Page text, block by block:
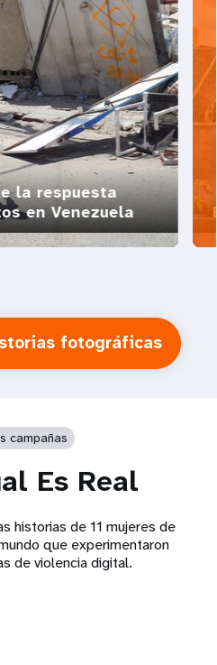
la respuesta
en Venezuela
fotográficas
campañas
Es Real
historias de 11 mujeres de
que experimentaron
de violencia digital.